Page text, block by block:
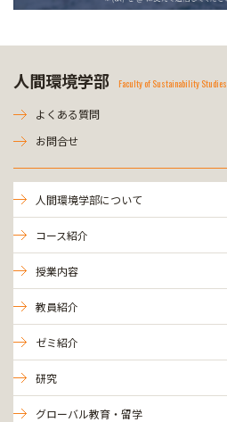
人間環境学部 Faculty of Sustainability Studies
よくある質問
お問合せ
人間環境学部について
コース紹介
授業内容
教員紹介
ゼミ紹介
研究
グローバル教育・留学